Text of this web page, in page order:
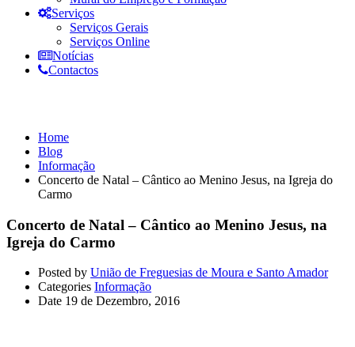
Serviços
Serviços Gerais
Serviços Online
Notícias
Contactos
Home
Blog
Informação
Concerto de Natal – Cântico ao Menino Jesus, na Igreja do
Carmo
Concerto de Natal – Cântico ao Menino Jesus, na
Igreja do Carmo
Posted by União de Freguesias de Moura e Santo Amador
Categories Informação
Date 19 de Dezembro, 2016